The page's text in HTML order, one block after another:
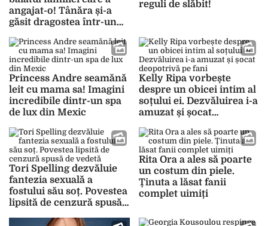
angajat-o! Tânăra și-a
găsit dragostea într-un
reguli de slăbit!
Princess Andre seamănă
leit cu mama sa! Imagini
incredibile dintr-un spa
de lux din Mexic
Kelly Ripa vorbește
despre un obicei intim al
soțului ei. Dezvăluirea i-a
amuzat și șocat
Tori Spelling dezvăluie
fantezia sexuală a
fostului său soț. Povestea
lipsită de cenzură spusă
Rita Ora a ales să poarte
un costum din piele.
Ținuta a lăsat fanii
complet uimiți